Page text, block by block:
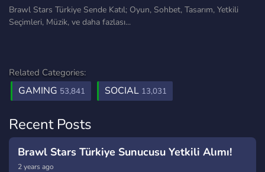
Brawl Stars Türkiye Sende Katıl; Oyun, Sohbet, Tasarım, Yetkili
Seçimleri, Müzik, ve daha fazlası...
Related Categories:
GAMING 53,841 SOCIAL 13,031
Recent Posts
Brawl Stars Türkiye Sunucusu Yetkili Alımı!
2 years ago